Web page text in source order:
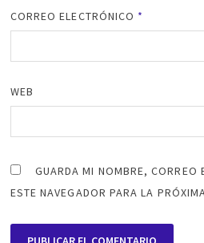
CORREO ELECTRÓNICO *
WEB
GUARDA MI NOMBRE, CORREO
ESTE NAVEGADOR PARA LA